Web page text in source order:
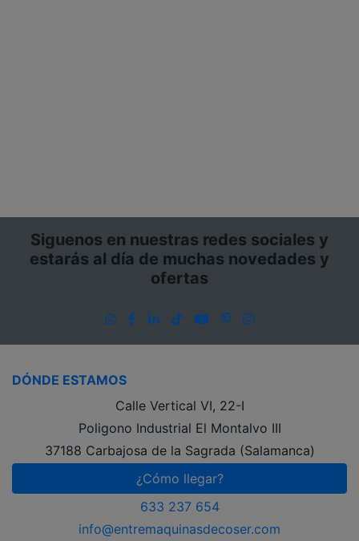
Siguenos en nuestras redes sociales y
estarás al día de muchas novedades y
ofertas
WhatsApp
Facebook
LinkedIn
TikTokYouTube
PinterestInstagram
DÓNDE ESTAMOS
Calle Vertical VI, 22-I
Poligono Industrial El Montalvo III
37188 Carbajosa de la Sagrada (Salamanca)
¿Cómo llegar?
633 237 654
info@entremaquinasdecoser.com